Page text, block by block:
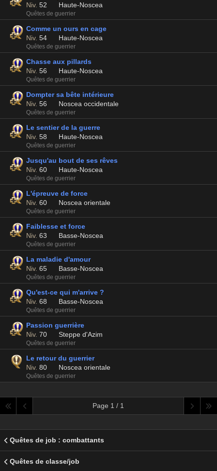
Niv. 52 Haute-Noscea
Quêtes de guerrier
Comme un ours en cage
Niv. 54 Haute-Noscea
Quêtes de guerrier
Chasse aux pillards
Niv. 56 Haute-Noscea
Quêtes de guerrier
Dompter sa bête intérieure
Niv. 56 Noscea occidentale
Quêtes de guerrier
Le sentier de la guerre
Niv. 58 Haute-Noscea
Quêtes de guerrier
Jusqu'au bout de ses rêves
Niv. 60 Haute-Noscea
Quêtes de guerrier
L'épreuve de force
Niv. 60 Noscea orientale
Quêtes de guerrier
Faiblesse et force
Niv. 63 Basse-Noscea
Quêtes de guerrier
La maladie d'amour
Niv. 65 Basse-Noscea
Quêtes de guerrier
Qu'est-ce qui m'arrive ?
Niv. 68 Basse-Noscea
Quêtes de guerrier
Passion guerrière
Niv. 70 Steppe d'Azim
Quêtes de guerrier
Le retour du guerrier
Niv. 80 Noscea orientale
Quêtes de guerrier
Page 1 / 1
Quêtes de job : combattants
Quêtes de classe/job